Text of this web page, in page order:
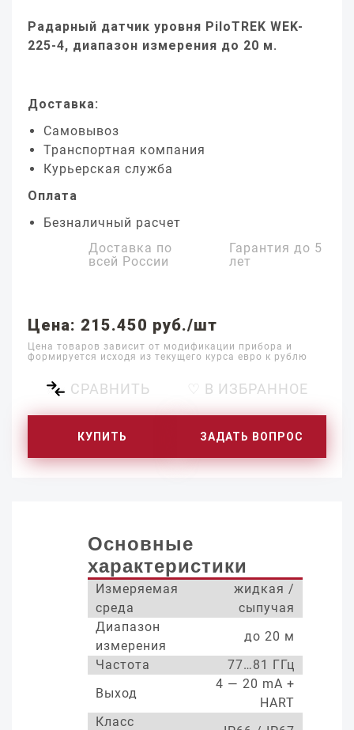
Радарный датчик уровня PiloTREK WEK-
225-4, диапазон измерения до 20 м.
Доставка:
Самовывоз
Транспортная компания
Курьерская служба
Оплата
Безналичный расчет
Доставка по
всей России
Гарантия до 5
лет
Цена: 215.450 руб./шт
Цена товаров зависит от модификации прибора и
формируется исходя из текущего курса евро к рублю
СРАВНИТЬ ♡ В ИЗБРАННОЕ
КУПИТЬ ЗАДАТЬ ВОПРОС
Основные
характеристики
Измеряемая
среда
жидкая /
сыпучая
Диапазон
измерения
до 20 м
Частота
77…81 ГГц
Выход
4 — 20 mA +
HART
Класс